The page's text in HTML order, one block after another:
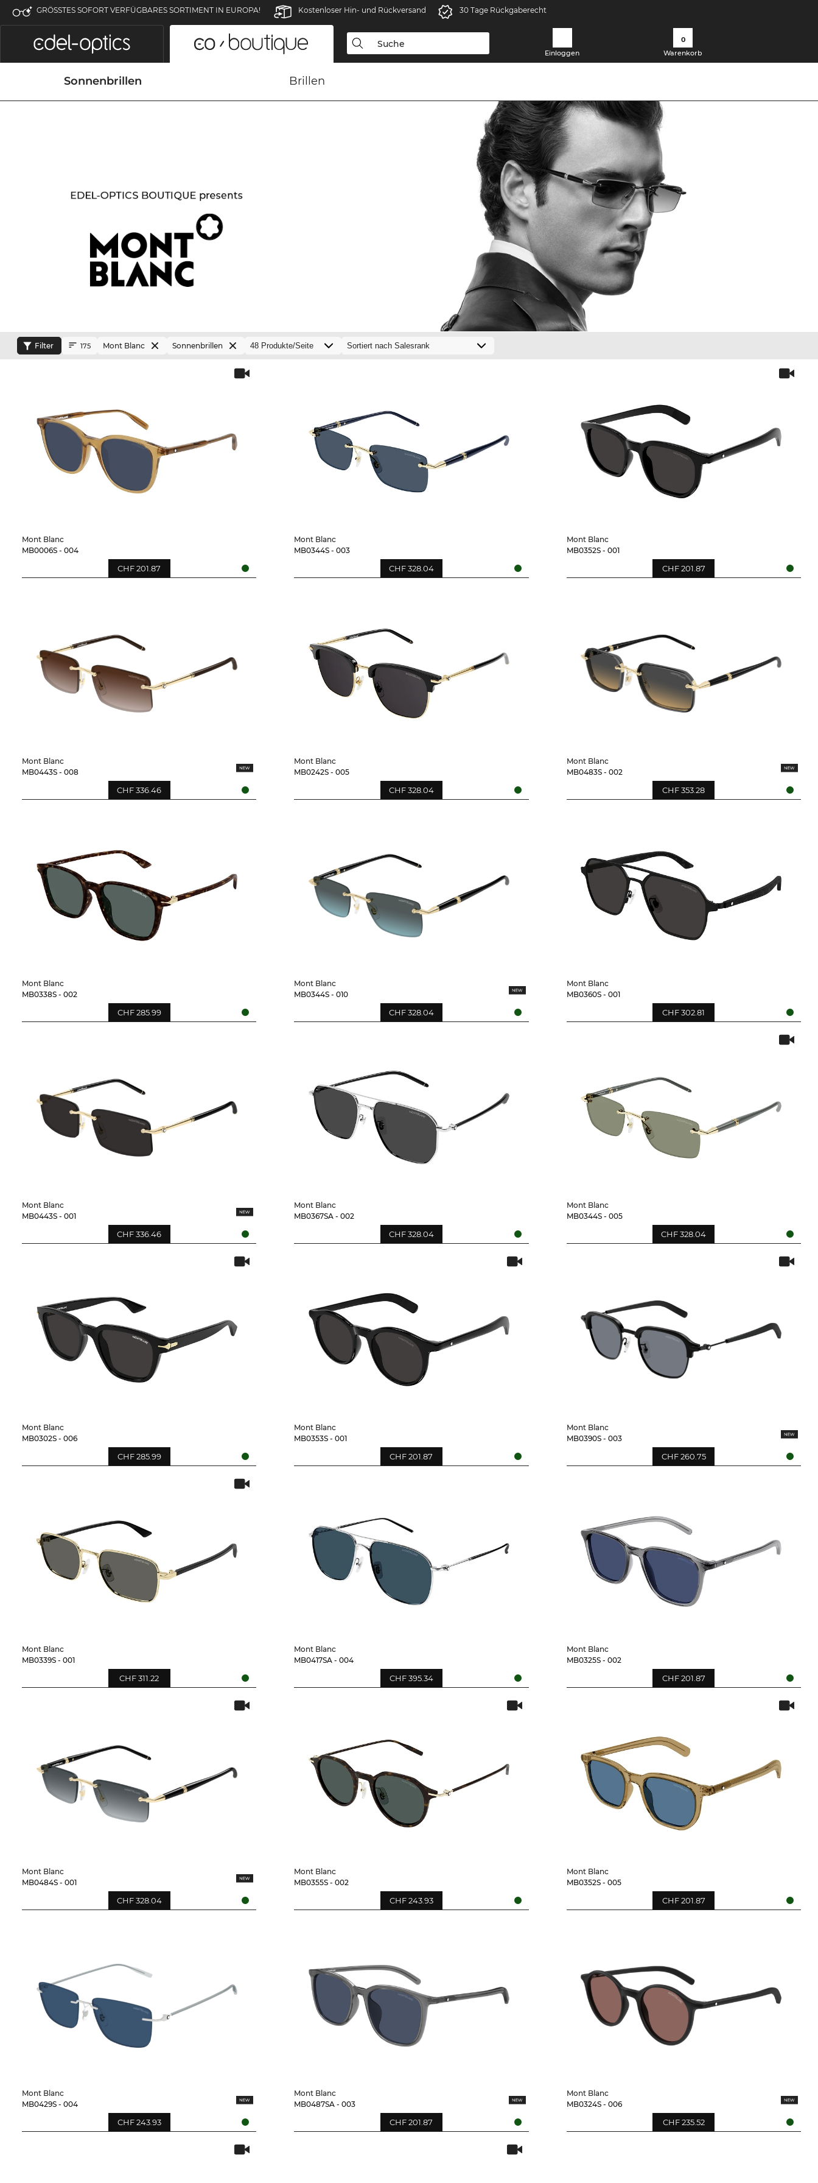
GRÖSSTES SOFORT VERFÜGBARES SORTIMENT IN EUROPA! Kostenloser Hin- und Rückversand 30 Tage Rückgaberecht
Einloggen
0
Warenkorb
Sonnenbrillen Brillen
Filter 175 Mont Blanc Sonnenbrillen
Mont Blanc
MB0006S - 004
CHF 201.87
Mont Blanc
MB0344S - 003
CHF 328.04
Mont Blanc
MB0352S - 001
CHF 201.87
Mont Blanc
MB0443S - 008
CHF 336.46
Mont Blanc
MB0242S - 005
CHF 328.04
Mont Blanc
MB0483S - 002
CHF 353.28
Mont Blanc
MB0338S - 002
CHF 285.99
Mont Blanc
MB0344S - 010
CHF 328.04
Mont Blanc
MB0360S - 001
CHF 302.81
Mont Blanc
MB0443S - 001
CHF 336.46
Mont Blanc
MB0367SA - 002
CHF 328.04
Mont Blanc
MB0344S - 005
CHF 328.04
Mont Blanc
MB0302S - 006
CHF 285.99
Mont Blanc
MB0353S - 001
CHF 201.87
Mont Blanc
MB0390S - 003
CHF 260.75
Mont Blanc
MB0339S - 001
CHF 311.22
Mont Blanc
MB0417SA - 004
CHF 395.34
Mont Blanc
MB0325S - 002
CHF 201.87
Mont Blanc
MB0484S - 001
CHF 328.04
Mont Blanc
MB0355S - 002
CHF 243.93
Mont Blanc
MB0352S - 005
CHF 201.87
Mont Blanc
MB0429S - 004
CHF 243.93
Mont Blanc
MB0487SA - 003
CHF 201.87
Mont Blanc
MB0324S - 006
CHF 235.52